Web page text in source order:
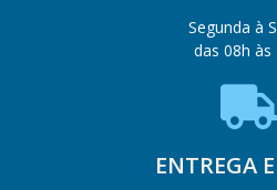
Segunda à
das 08h às
ENTREGA